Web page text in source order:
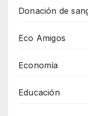
Donación de
Eco Amigos
Economía
Educación